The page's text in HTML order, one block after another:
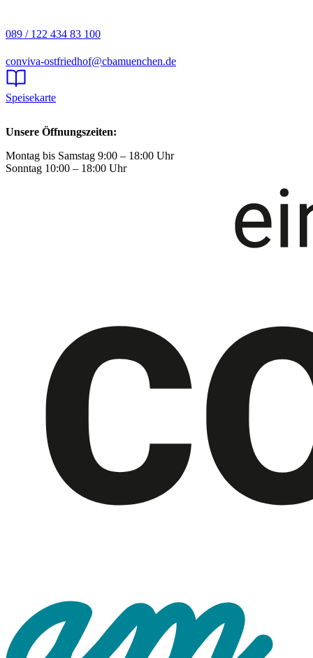
089 / 122 434 83 100
conviva-ostfriedhof@cbamuenchen.de
Speisekarte
Unsere Öffnungszeiten:
Montag bis Samstag 9:00 – 18:00 Uhr
Sonntag 10:00 – 18:00 Uhr